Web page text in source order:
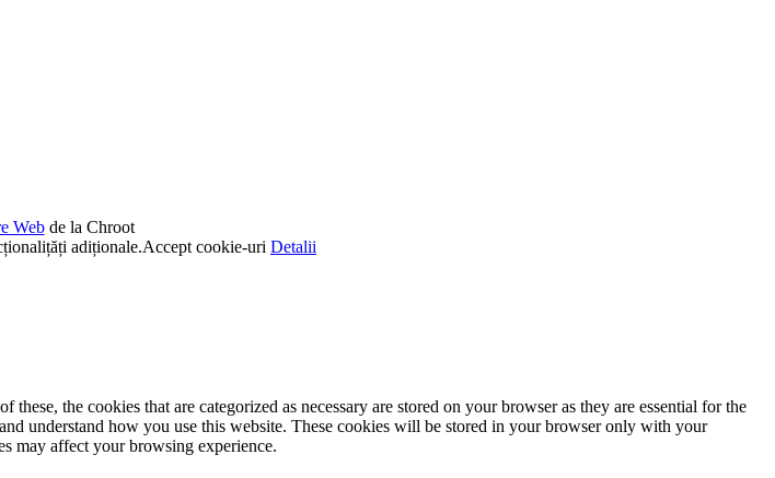
Webde la Chroot
adiționale.Accept cookie-uri Detalii
the cookies that are categorized as necessary are stored on your browser as they are essential for the
understand how you use this website. These cookies will be stored in your browser only with your
may affect your browsing experience.